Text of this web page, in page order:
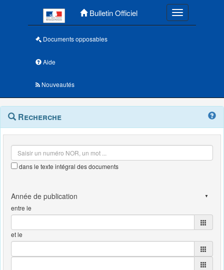
Bulletin Officiel Toggle
Documents opposables
Aide
Nouveautés
Navigation
outils
Menu
contextuel
Recherche
dans le texte intégral des documents
entre le
et le